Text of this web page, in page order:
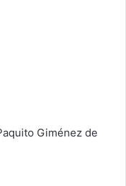
Giménez de